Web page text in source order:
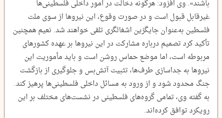
باشند». وی افزود: هرگونه دخالت در امور داخلی فلسطینی‌ها
غیرقابل قبول است و در صورت وقوع، این نیروها از سوی ملت
فلسطین به‌عنوان جایگزین اشغالگری تلقی خواهند شد. نعیم همچنین
تأکید کرد تصمیم درباره مشارکت در این نیروها بر عهده کشورهای
مربوطه است، اما موضع حماس روشن است و باید مأموریت این
نیروها به جداسازی طرف‌ها، تثبیت آتش‌بس و جلوگیری از بازگشت
جنگ محدود شود و از ورود به مسائل داخلی فلسطینی‌ها پرهیز کند.
به گفته وی، تمامی گروه‌های فلسطینی در نشست‌های مختلف بر این
رویکرد توافق کرده‌اند.